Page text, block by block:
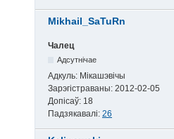
Mikhail_SaTuRn
Чалец
Адсутнічае
Адкуль: Мікашэвічы
Зарэгістраваны: 2012-02-05
Допісаў: 18
Падзякавалі: 26